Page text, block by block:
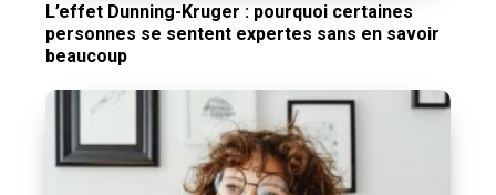
L’effet Dunning-Kruger : pourquoi certaines
personnes se sentent expertes sans en savoir
beaucoup